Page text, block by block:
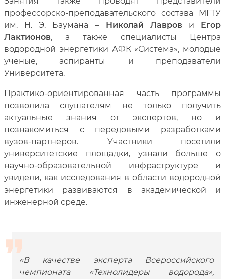
профессорско-преподавательского состава МГТУ
им. Н. Э. Баумана –
Николай Лавров и
Егор
Лактионов, а также специалисты Центра
водородной энергетики АФК «Система», молодые
ученые, аспиранты и преподаватели
Университета.
Практико-ориентированная часть программы
позволила слушателям не только получить
актуальные знания от экспертов, но и
познакомиться с передовыми разработками
вузов-партнеров. Участники посетили
университетские площадки, узнали больше о
научно-образовательной инфраструктуре и
увидели, как исследования в области водородной
энергетики развиваются в академической и
инженерной среде.
«В качестве эксперта Всероссийского
чемпионата «Технолидеры водорода»,